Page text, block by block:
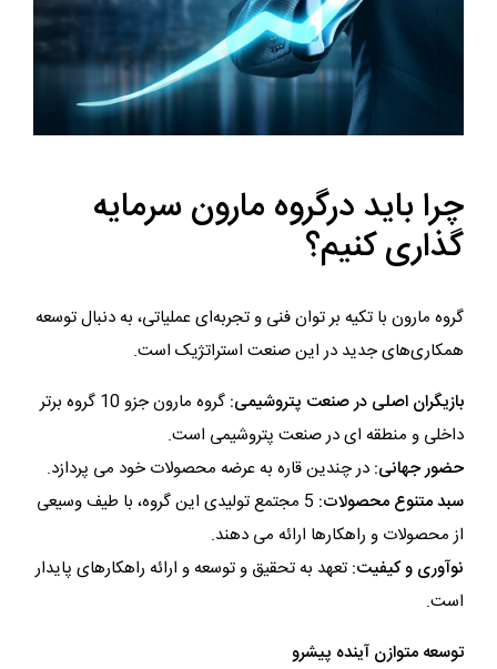
چرا باید درگروه مارون سرمایه
گذاری کنیم؟
گروه مارون با تکیه بر توان فنی و تجربه‌ای عملیاتی، به دنبال توسعه
همکاری‌های جدید در این صنعت استراتژیک است.
بازیگران اصلی در صنعت پتروشیمی:
گروه مارون جزو 10 گروه برتر
داخلی و منطقه ای در صنعت پتروشیمی است.
حضور جهانی: در چندین قاره به عرضه محصولات خود می پردازد.
سبد متنوع محصولات:
5 مجتمع تولیدی این گروه، با طیف وسیعی
از محصولات و راهکارها ارائه می دهند.
نوآوری و کیفیت: تعهد به تحقیق و توسعه و ارائه راهکارهای پایدار
است.
توسعه متوازن آینده پیشرو